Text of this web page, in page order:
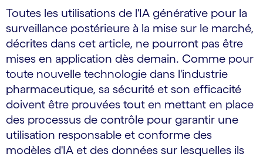
Toutes les utilisations de l'IA générative pour la
surveillance postérieure à la mise sur le marché,
décrites dans cet article, ne pourront pas être
mises en application dès demain. Comme pour
toute nouvelle technologie dans l'industrie
pharmaceutique, sa sécurité et son efficacité
doivent être prouvées tout en mettant en place
des processus de contrôle pour garantir une
utilisation responsable et conforme des
modèles d'IA et des données sur lesquelles ils